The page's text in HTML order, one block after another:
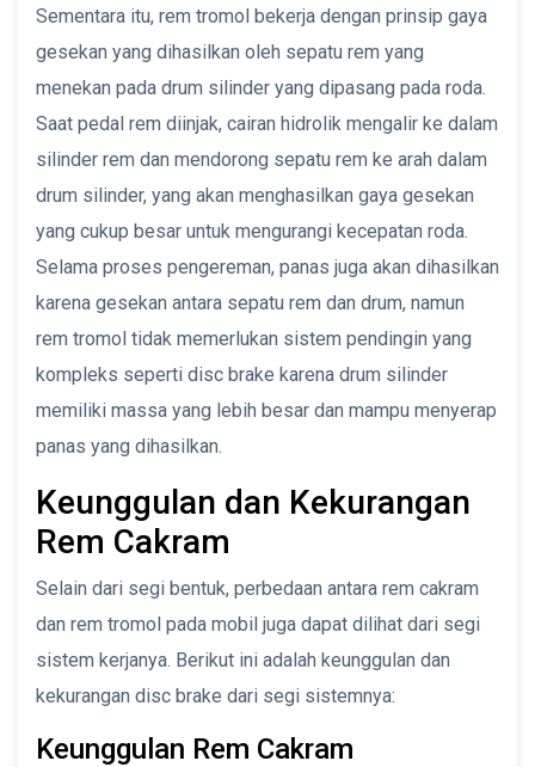
Sementara itu, rem tromol bekerja dengan prinsip gaya
gesekan yang dihasilkan oleh sepatu rem yang
menekan pada drum silinder yang dipasang pada roda.
Saat pedal rem diinjak, cairan hidrolik mengalir ke dalam
silinder rem dan mendorong sepatu rem ke arah dalam
drum silinder, yang akan menghasilkan gaya gesekan
yang cukup besar untuk mengurangi kecepatan roda.
Selama proses pengereman, panas juga akan dihasilkan
karena gesekan antara sepatu rem dan drum, namun
rem tromol tidak memerlukan sistem pendingin yang
kompleks seperti disc brake karena drum silinder
memiliki massa yang lebih besar dan mampu menyerap
panas yang dihasilkan.
Keunggulan dan Kekurangan
Rem Cakram
Selain dari segi bentuk, perbedaan antara rem cakram
dan rem tromol pada mobil juga dapat dilihat dari segi
sistem kerjanya. Berikut ini adalah keunggulan dan
kekurangan disc brake dari segi sistemnya:
Keunggulan Rem Cakram